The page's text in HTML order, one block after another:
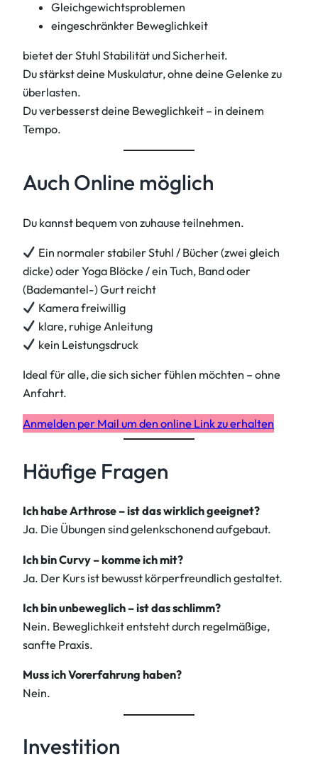
Gleichgewichtsproblemen
eingeschränkter Beweglichkeit
bietet der Stuhl Stabilität und Sicherheit.
Du stärkst deine Muskulatur, ohne deine Gelenke zu
überlasten.
Du verbesserst deine Beweglichkeit – in deinem
Tempo.
Auch Online möglich
Du kannst bequem von zuhause teilnehmen.
Ein normaler stabiler Stuhl / Bücher (zwei gleich
dicke) oder Yoga Blöcke / ein Tuch, Band oder
(Bademantel-) Gurt reicht
Kamera freiwillig
klare, ruhige Anleitung
kein Leistungsdruck
Ideal für alle, die sich sicher fühlen möchten – ohne
Anfahrt.
Anmelden per Mail um den online Link zu erhalten
Häufige Fragen
Ich habe Arthrose – ist das wirklich geeignet?
Ja. Die Übungen sind gelenkschonend aufgebaut.
Ich bin Curvy – komme ich mit?
Ja. Der Kurs ist bewusst körperfreundlich gestaltet.
Ich bin unbeweglich – ist das schlimm?
Nein. Beweglichkeit entsteht durch regelmäßige,
sanfte Praxis.
Muss ich Vorerfahrung haben?
Nein.
Investition